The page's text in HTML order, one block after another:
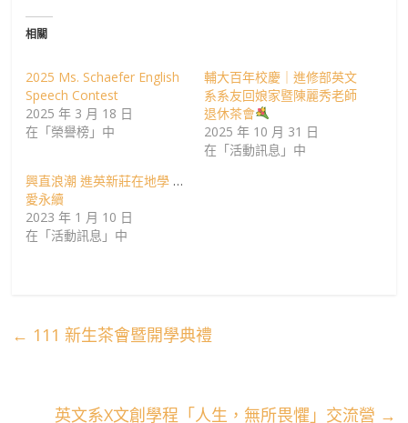
相關
2025 Ms. Schaefer English
Speech Contest
2025 年 3 月 18 日
在「榮譽榜」中
輔大百年校慶｜進修部英文
系系友回娘家暨陳麗秀老師
退休茶會
2025 年 10 月 31 日
在「活動訊息」中
興直浪潮 進英新莊在地學 讓
愛永續
2023 年 1 月 10 日
在「活動訊息」中
← 111 新生茶會暨開學典禮
英文系X文創學程「人生，無所畏懼」交流營 →